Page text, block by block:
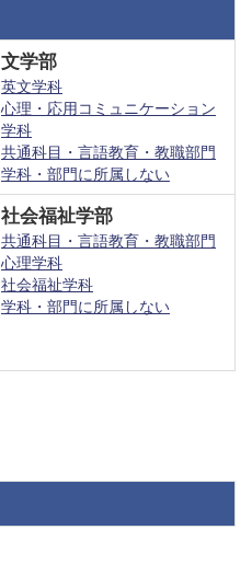
文学部
英文学科
心理・応用コミュニケーション
学科
共通科目・言語教育・教職部門
学科・部門に所属しない
社会福祉学部
共通科目・言語教育・教職部門
心理学科
社会福祉学科
学科・部門に所属しない